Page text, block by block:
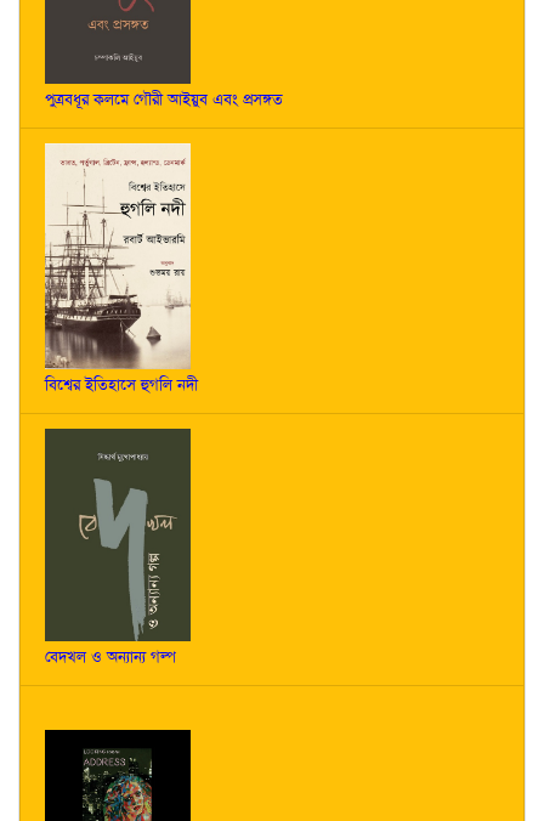
পুত্রবধূর কলমে গৌরী আইয়ুব এবং প্রসঙ্গত
বিশ্বের ইতিহাসে হুগলি নদী
বেদখল ও অন্যান্য গল্প